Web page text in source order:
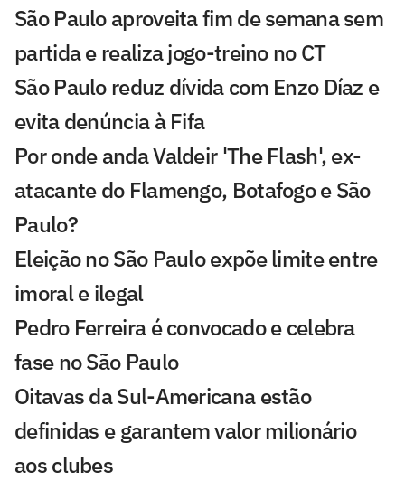
São Paulo aproveita fim de semana sem
partida e realiza jogo-treino no CT
São Paulo reduz dívida com Enzo Díaz e
evita denúncia à Fifa
Por onde anda Valdeir 'The Flash', ex-
atacante do Flamengo, Botafogo e São
Paulo?
Eleição no São Paulo expõe limite entre
imoral e ilegal
Pedro Ferreira é convocado e celebra
fase no São Paulo
Oitavas da Sul-Americana estão
definidas e garantem valor milionário
aos clubes